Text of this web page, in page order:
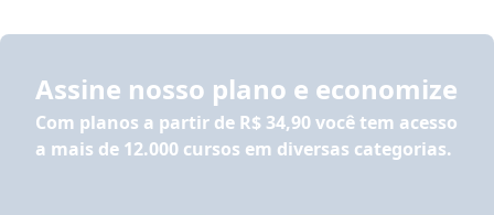
Assine nosso plano e economize
Com planos a partir de R$ 34,90você tem acesso
a mais de 12.000 cursos em diversas categorias.